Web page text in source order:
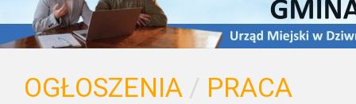
OGŁOSZENIA / PRACA